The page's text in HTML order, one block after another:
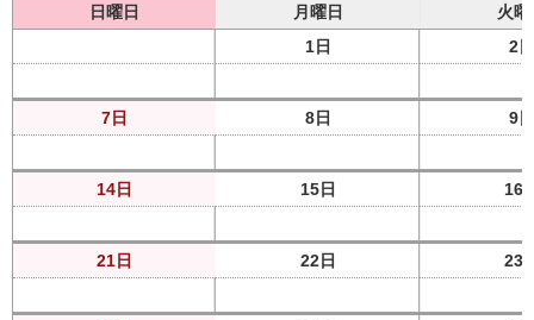
日曜日 月曜日
火曜
1日
2日
7日 8日 9日
14日 15日 16
21日 22日 23